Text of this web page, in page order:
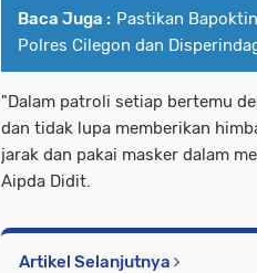
Baca Juga : Pastikan
Polres Cilegon dan
"Dalam patroli setiap bertemu
dan tidak lupa memberikan
jarak dan pakai masker dalam
Aipda Didit.
Artikel Selanjutnya